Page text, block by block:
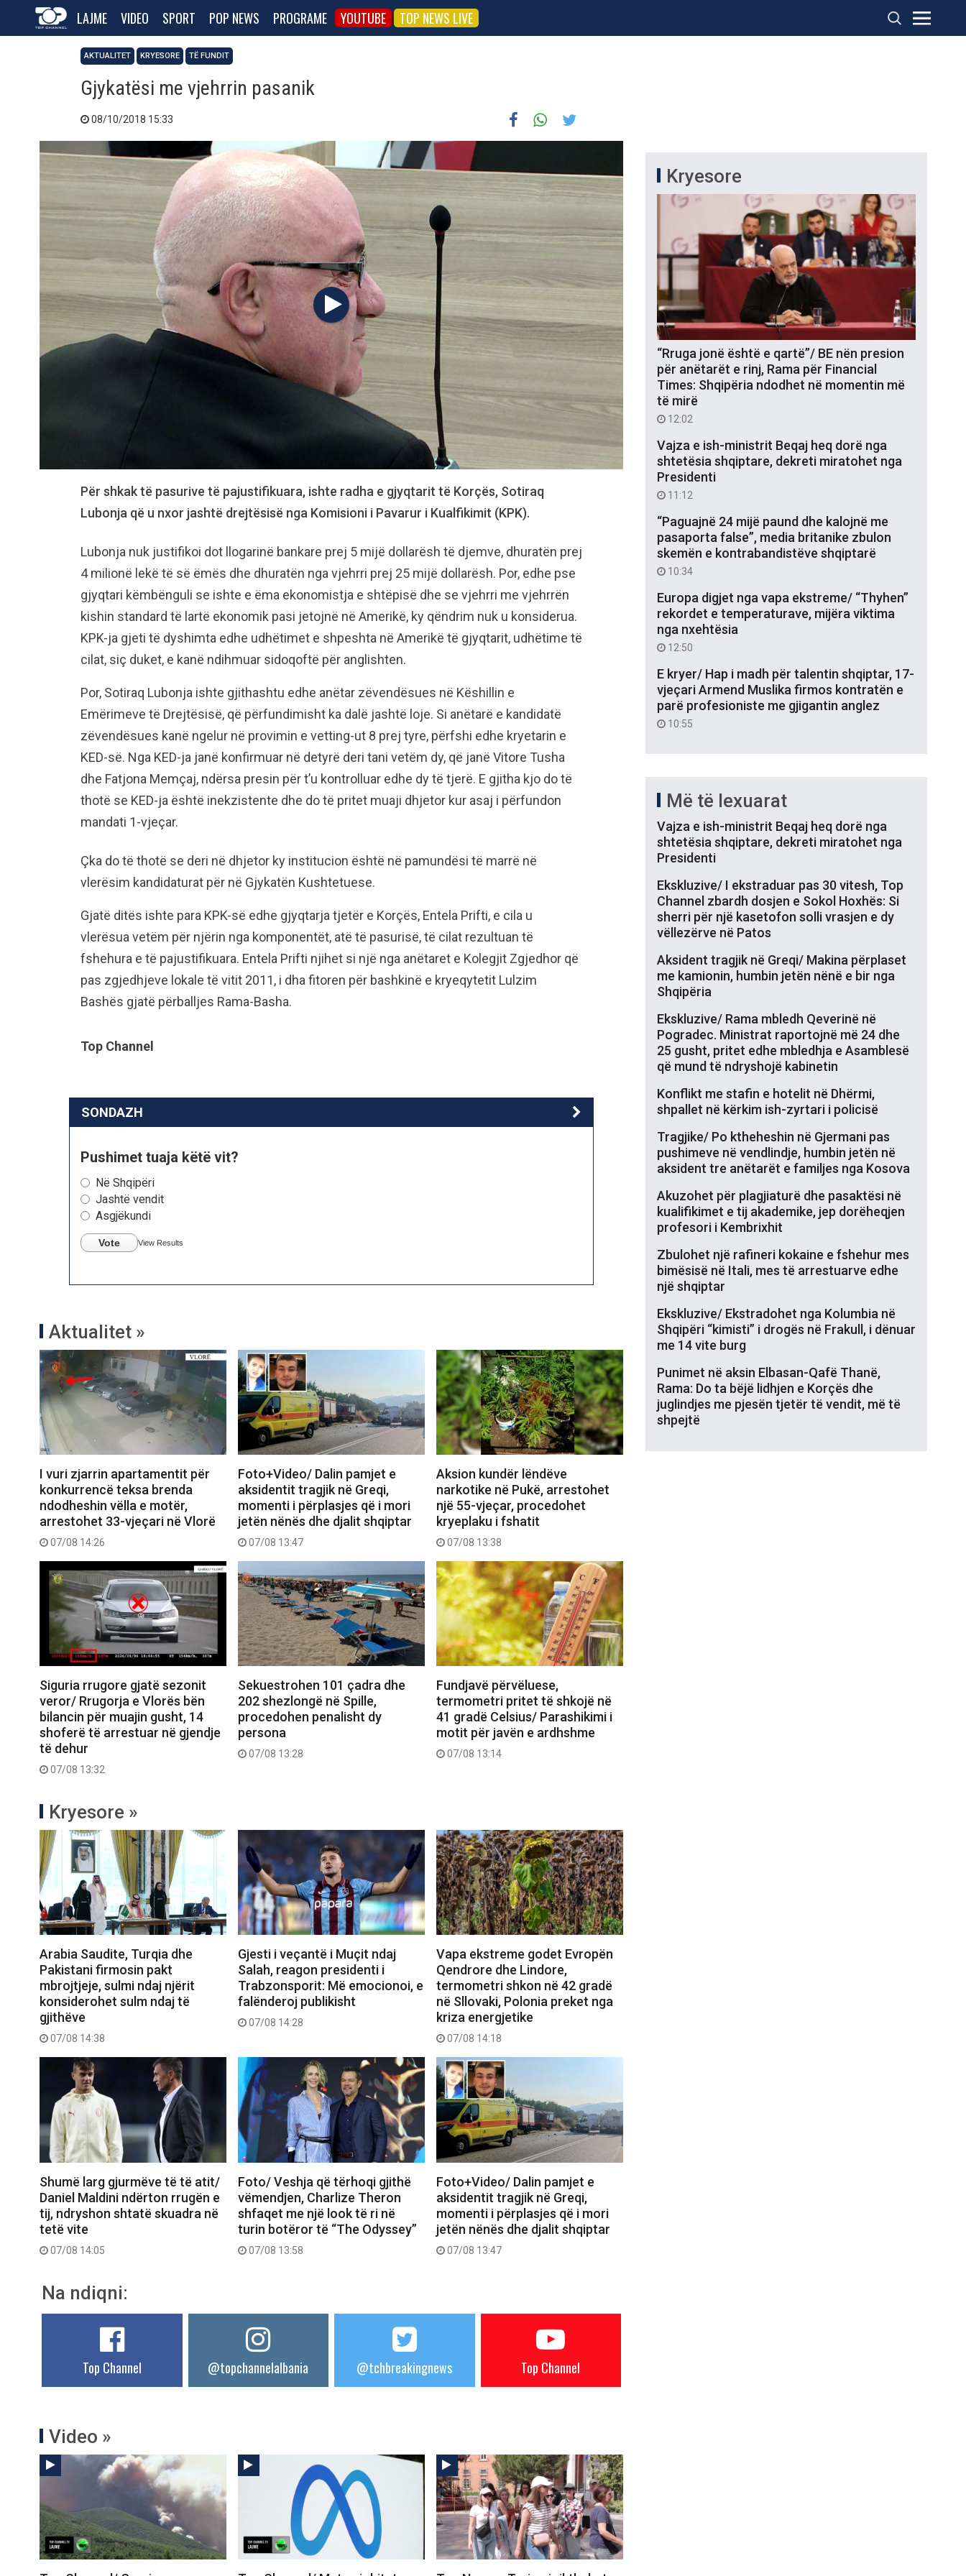
LAJME VIDEO SPORT POP NEWS PROGRAME YOUTUBE TOP NEWS LIVE
AKTUALITET KRYESORE TË FUNDIT
Gjykatësi me vjehrrin pasanik
08/10/2018 15:33
Për shkak të pasurive të pajustifikuara, ishte radha e gjyqtarit të Korçës, Sotiraq
Lubonja që u nxor jashtë drejtësisë nga Komisioni i Pavarur i Kualfikimit (KPK).
Lubonja nuk justifikoi dot llogarinë bankare prej 5 mijë dollarësh të djemve, dhuratën prej
4 milionë lekë të së ëmës dhe dhuratën nga vjehrri prej 25 mijë dollarësh. Por, edhe pse
gjyqtari këmbënguli se ishte e ëma ekonomistja e shtëpisë dhe se vjehrri me vjehrrën
kishin standard të lartë ekonomik pasi jetojnë në Amerikë, ky qëndrim nuk u konsiderua.
KPK-ja gjeti të dyshimta edhe udhëtimet e shpeshta në Amerikë të gjyqtarit, udhëtime të
cilat, siç duket, e kanë ndihmuar sidoqoftë për anglishten.
Por, Sotiraq Lubonja ishte gjithashtu edhe anëtar zëvendësues në Këshillin e
Emërimeve të Drejtësisë, që përfundimisht ka dalë jashtë loje. Si anëtarë e kandidatë
zëvendësues kanë ngelur në provimin e vetting-ut 8 prej tyre, përfshi edhe kryetarin e
KED-së. Nga KED-ja janë konfirmuar në detyrë deri tani vetëm dy, që janë Vitore Tusha
dhe Fatjona Memçaj, ndërsa presin për t’u kontrolluar edhe dy të tjerë. E gjitha kjo do të
thotë se KED-ja është inekzistente dhe do të pritet muaji dhjetor kur asaj i përfundon
mandati 1-vjeçar.
Çka do të thotë se deri në dhjetor ky institucion është në pamundësi të marrë në
vlerësim kandidaturat për në Gjykatën Kushtetuese.
Gjatë ditës ishte para KPK-së edhe gjyqtarja tjetër e Korçës, Entela Prifti, e cila u
vlerësua vetëm për njërin nga komponentët, atë të pasurisë, të cilat rezultuan të
fshehura e të pajustifikuara. Entela Prifti njihet si një nga anëtaret e Kolegjit Zgjedhor që
pas zgjedhjeve lokale të vitit 2011, i dha fitoren për bashkinë e kryeqytetit Lulzim
Bashës gjatë përballjes Rama-Basha.
Top Channel
SONDAZH
Pushimet tuaja këtë vit?
Në Shqipëri
Jashtë vendit
Asgjëkundi
Vote View Results
Aktualitet »
I vuri zjarrin apartamentit për
konkurrencë teksa brenda
ndodheshin vëlla e motër,
arrestohet 33-vjeçari në Vlorë
07/08 14:26
Foto+Video/ Dalin pamjet e
aksidentit tragjik në Greqi,
momenti i përplasjes që i mori
jetën nënës dhe djalit shqiptar
07/08 13:47
Aksion kundër lëndëve
narkotike në Pukë, arrestohet
një 55-vjeçar, procedohet
kryeplaku i fshatit
07/08 13:38
Siguria rrugore gjatë sezonit
veror/ Rrugorja e Vlorës bën
bilancin për muajin gusht, 14
shoferë të arrestuar në gjendje
të dehur
07/08 13:32
Sekuestrohen 101 çadra dhe
202 shezlongë në Spille,
procedohen penalisht dy
persona
07/08 13:28
Fundjavë përvëluese,
termometri pritet të shkojë në
41 gradë Celsius/ Parashikimi i
motit për javën e ardhshme
07/08 13:14
Kryesore »
Arabia Saudite, Turqia dhe
Pakistani firmosin pakt
mbrojtjeje, sulmi ndaj njërit
konsiderohet sulm ndaj të
gjithëve
07/08 14:38
Gjesti i veçantë i Muçit ndaj
Salah, reagon presidenti i
Trabzonsporit: Më emocionoi, e
falënderoj publikisht
07/08 14:28
Vapa ekstreme godet Evropën
Qendrore dhe Lindore,
termometri shkon në 42 gradë
në Sllovaki, Polonia preket nga
kriza energjetike
07/08 14:18
Shumë larg gjurmëve të të atit/
Daniel Maldini ndërton rrugën e
tij, ndryshon shtatë skuadra në
tetë vite
07/08 14:05
Foto/ Veshja që tërhoqi gjithë
vëmendjen, Charlize Theron
shfaqet me një look të ri në
turin botëror të “The Odyssey”
07/08 13:58
Foto+Video/ Dalin pamjet e
aksidentit tragjik në Greqi,
momenti i përplasjes që i mori
jetën nënës dhe djalit shqiptar
07/08 13:47
Na ndiqni:
Top Channel @topchannelalbania @tchbreakingnews Top Channel
Video »
Kryesore
“Rruga jonë është e qartë”/ BE nën presion
për anëtarët e rinj, Rama për Financial
Times: Shqipëria ndodhet në momentin më
të mirë
12:02
Vajza e ish-ministrit Beqaj heq dorë nga
shtetësia shqiptare, dekreti miratohet nga
Presidenti
11:12
“Paguajnë 24 mijë paund dhe kalojnë me
pasaporta false”, media britanike zbulon
skemën e kontrabandistëve shqiptarë
10:34
Europa digjet nga vapa ekstreme/ “Thyhen”
rekordet e temperaturave, mijëra viktima
nga nxehtësia
12:50
E kryer/ Hap i madh për talentin shqiptar, 17-
vjeçari Armend Muslika firmos kontratën e
parë profesioniste me gjigantin anglez
10:55
Më të lexuarat
Vajza e ish-ministrit Beqaj heq dorë nga
shtetësia shqiptare, dekreti miratohet nga
Presidenti
Ekskluzive/ I ekstraduar pas 30 vitesh, Top
Channel zbardh dosjen e Sokol Hoxhës: Si
sherri për një kasetofon solli vrasjen e dy
vëllezërve në Patos
Aksident tragjik në Greqi/ Makina përplaset
me kamionin, humbin jetën nënë e bir nga
Shqipëria
Ekskluzive/ Rama mbledh Qeverinë në
Pogradec. Ministrat raportojnë më 24 dhe
25 gusht, pritet edhe mbledhja e Asamblesë
që mund të ndryshojë kabinetin
Konflikt me stafin e hotelit në Dhërmi,
shpallet në kërkim ish-zyrtari i policisë
Tragjike/ Po ktheheshin në Gjermani pas
pushimeve në vendlindje, humbin jetën në
aksident tre anëtarët e familjes nga Kosova
Akuzohet për plagjiaturë dhe pasaktësi në
kualifikimet e tij akademike, jep dorëheqjen
profesori i Kembrixhit
Zbulohet një rafineri kokaine e fshehur mes
bimësisë në Itali, mes të arrestuarve edhe
një shqiptar
Ekskluzive/ Ekstradohet nga Kolumbia në
Shqipëri “kimisti” i drogës në Frakull, i dënuar
me 14 vite burg
Punimet në aksin Elbasan-Qafë Thanë,
Rama: Do ta bëjë lidhjen e Korçës dhe
juglindjes me pjesën tjetër të vendit, më të
shpejtë